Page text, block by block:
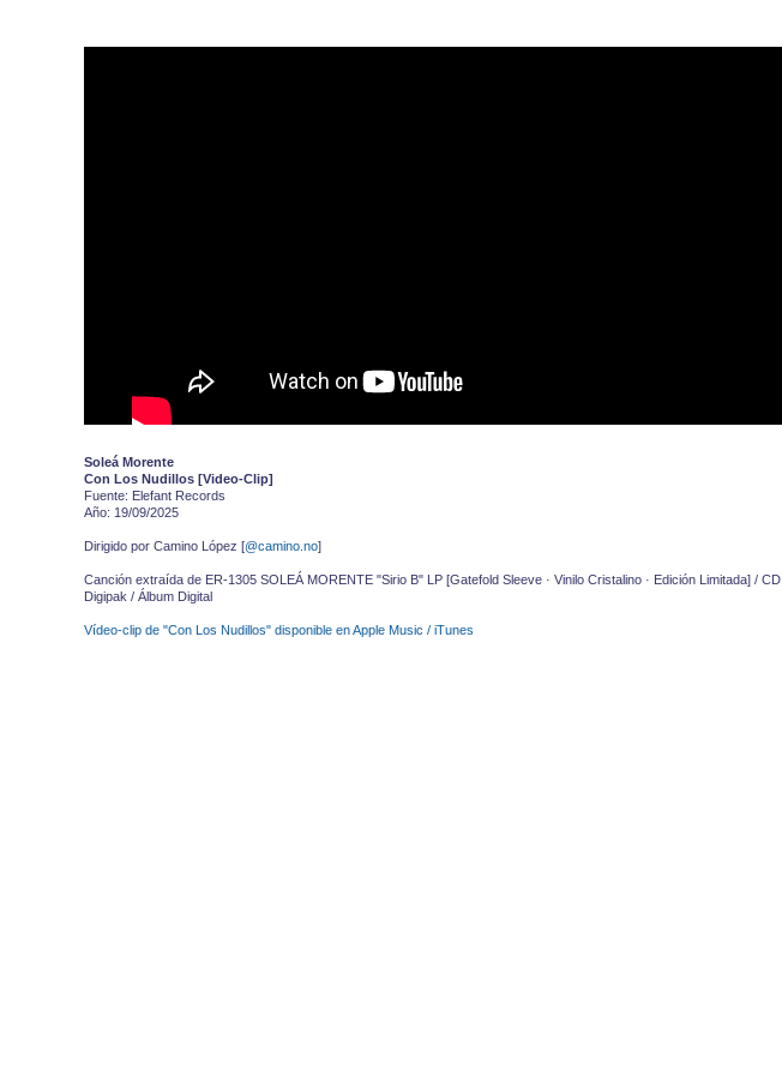
Soleá Morente
Con Los Nudillos [Video-Clip]
Fuente: Elefant Records
Año: 19/09/2025
Dirigido por Camino López [@camino.no]
Canción extraída de ER-1305 SOLEÁ MORENTE "Sirio B" LP [Gatefold Sleeve · Vinilo Cristalino · Edición Limitada] / CD
Digipak / Álbum Digital
Vídeo-clip de "Con Los Nudillos" disponible en Apple Music / iTunes